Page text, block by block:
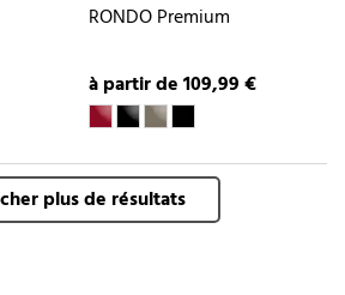
RONDO Premium
à partir de 109,99 €
plus de résultats